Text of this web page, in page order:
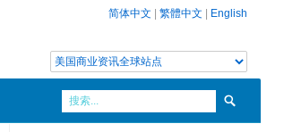
简体中文 繁體中文 English